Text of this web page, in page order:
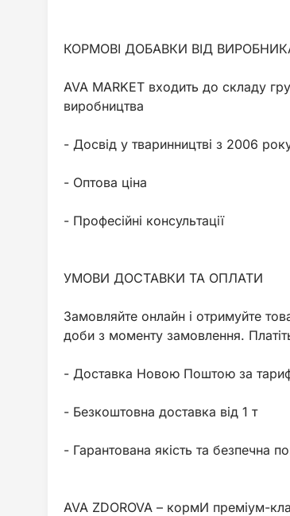
КОРМОВІ ДОБАВКИ ВІД
AVA MARKET входить до складу
виробництва
- Досвід у тваринництві з 2006
- Оптова ціна
- Професійні консультації
УМОВИ ДОСТАВКИ ТА ОПЛАТИ
Замовляйте онлайн і отримуйте
доби з моменту замовлення.
- Доставка Новою Поштою за
- Безкоштовна доставка від 1 т
- Гарантована якість та безпечна
AVA ZDOROVA – кормИ преміум-